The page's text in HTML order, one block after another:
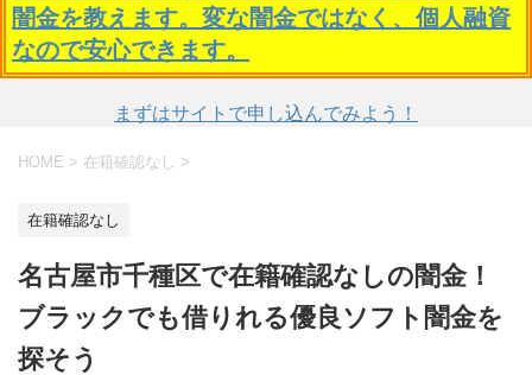
闇金を教えます。変な闇金ではなく、個人融資
なので安心できます。
まずはサイトで申し込んでみよう！
HOME > 在籍確認なし >
在籍確認なし
名古屋市千種区で在籍確認なしの闇金！
ブラックでも借りれる優良ソフト闇金を
探そう